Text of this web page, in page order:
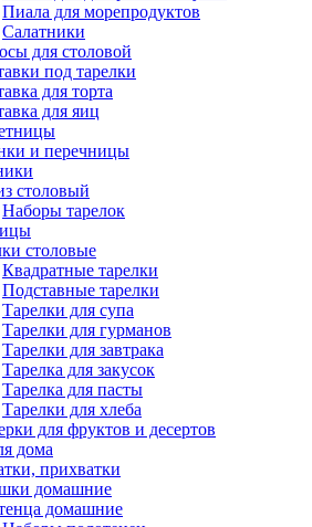
Пиала для морепродуктов
Салатники
для столовой
под тарелки
для торта
для яиц
и перечницы
столовый
Наборы тарелок
столовые
Квадратные тарелки
Подставные тарелки
Тарелки для супа
Тарелки для гурманов
Тарелки для завтрака
Тарелка для закусок
Тарелка для пасты
Тарелки для хлеба
для фруктов и десертов
дома
прихватки
домашние
домашние